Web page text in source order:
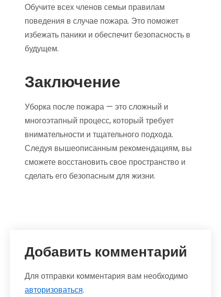
Обучите всех членов семьи правилам
поведения в случае пожара. Это поможет
избежать паники и обеспечит безопасность в
будущем.
Заключение
Уборка после пожара — это сложный и
многоэтапный процесс, который требует
внимательности и тщательного подхода.
Следуя вышеописанным рекомендациям, вы
сможете восстановить свое пространство и
сделать его безопасным для жизни.
Добавить комментарий
Для отправки комментария вам необходимо
авторизоваться.